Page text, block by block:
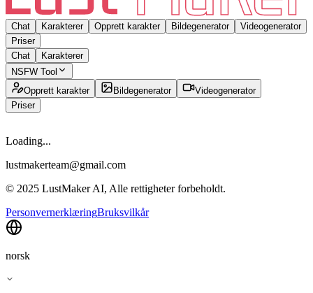
Chat Karakterer Opprett karakter Bildegenerator
Videogenerator
Priser
Chat
Karakterer
NSFW Tool
Opprett karakter
Bildegenerator
Videogenerator
Priser
Loading...
lustmakerteam@gmail.com
© 2025 LustMaker AI, Alle rettigheter forbeholdt.
PersonvernerklæringBruksvilkår
norsk